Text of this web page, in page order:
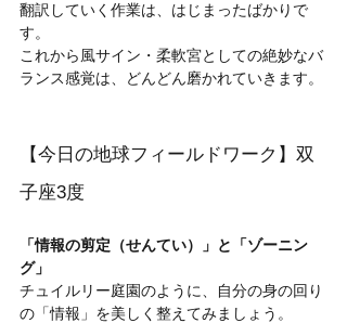
翻訳していく作業は、はじまったばかりで
す。
これから風サイン・柔軟宮としての絶妙なバ
ランス感覚は、どんどん磨かれていきます。
【今日の地球フィールドワーク】双
子座3度
「情報の剪定（せんてい）」と「ゾーニン
グ」
チュイルリー庭園のように、自分の身の回り
の「情報」を美しく整えてみましょう。